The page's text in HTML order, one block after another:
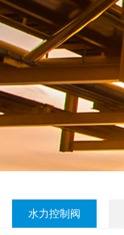
水力控制阀